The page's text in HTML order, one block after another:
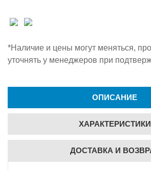
*Наличие и цены могут меняться,
уточнять у менеджеров при
ОПИСАНИЕ
ХАРАКТЕРИСТИКИ
ДОСТАВКА И